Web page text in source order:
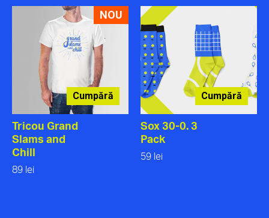
NOU
Cumpără
Tricou Grand
Slams and
Chill
89 lei
Cumpără
Sox 30-0. 3
Pack
59 lei